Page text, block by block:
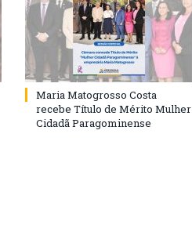
Maria Matogrosso Costa
recebe Título de Mérito Mulher
Cidadã Paragominense